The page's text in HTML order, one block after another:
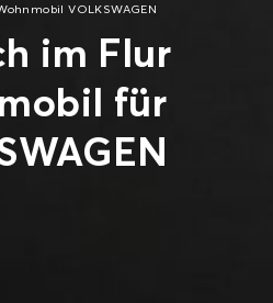
VOLKSWAGEN
im Flur
für